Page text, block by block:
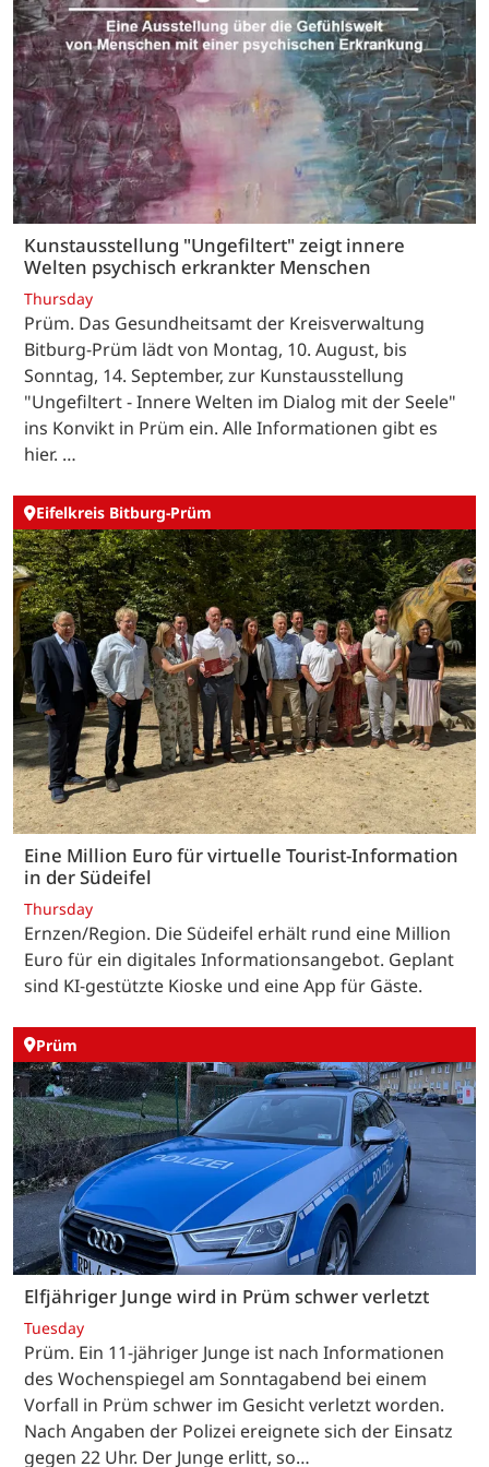
Kunstausstellung "Ungefiltert" zeigt innere
Welten psychisch erkrankter Menschen
Thursday
Prüm. Das Gesundheitsamt der Kreisverwaltung
Bitburg-Prüm lädt von Montag, 10. August, bis
Sonntag, 14. September, zur Kunstausstellung
"Ungefiltert - Innere Welten im Dialog mit der Seele"
ins Konvikt in Prüm ein. Alle Informationen gibt es
hier. …
Eifelkreis Bitburg-Prüm
Eine Million Euro für virtuelle Tourist-Information
in der Südeifel
Thursday
Ernzen/Region. Die Südeifel erhält rund eine Million
Euro für ein digitales Informationsangebot. Geplant
sind KI-gestützte Kioske und eine App für Gäste.
Prüm
Elfjähriger Junge wird in Prüm schwer verletzt
Tuesday
Prüm. Ein 11-jähriger Junge ist nach Informationen
des Wochenspiegel am Sonntagabend bei einem
Vorfall in Prüm schwer im Gesicht verletzt worden.
Nach Angaben der Polizei ereignete sich der Einsatz
gegen 22 Uhr. Der Junge erlitt, so…